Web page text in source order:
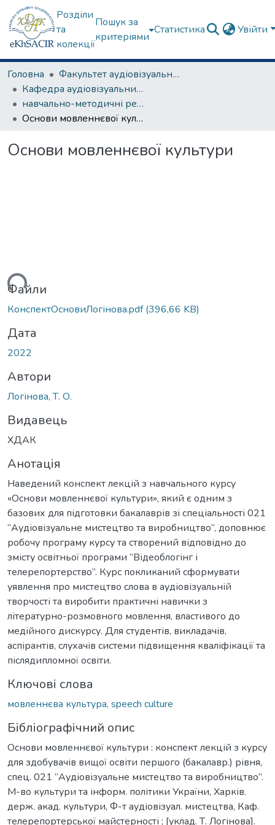
Розділи
та
колекції
Пошук за
критеріями
Статистика Увійти
Головна
Факультет аудіовізуального мистецтва
Кафедра аудіовізуальних медіа та медіакомунікацій
навчально-методичні рекомендації, програми дисциплін
Основи мовленнєвої культури
Основи мовленнєвої культури
Файли
КонспектОсновиЛогінова.pdf(396,66 KB)
Дата
2022
Автори
Логінова, Т. О.
Видавець
ХДАК
Анотація
Наведений конспект лекцій з навчального курсу
«Основи мовленнєвої культури», який є одним з
базових для підготовки бакалаврів зі спеціальності 021
“Аудіовізуальне мистецтво та виробництво”, доповнює
робочу програму курсу та створений відповідно до
змісту освітньої програми “Відеоблогінг і
телерепортерство”. Курс покликаний сформувати
уявлення про мистецтво слова в аудіовізуальній
творчості та виробити практичні навички з
літературно-розмовного мовлення, властивого до
медійного дискурсу. Для студентів, викладачів,
аспірантів, слухачів системи підвищення кваліфікації та
післядипломної освіти.
Ключові слова
мовленнєва культура, speech culture
Бібліографічний опис
Основи мовленнєвої культури : конспект лекцій з курсу
для здобувачів вищої освіти першого (бакалавр.) рівня,
спец. 021 “Аудіовізуальне мистецтво та виробництво”.
М-во культури та інформ. політики України, Харків.
держ. акад. культури, Ф-т аудіовізуал. мистецтва, Каф.
телерепортерської майстерності ; [уклад. Т. Логінова].